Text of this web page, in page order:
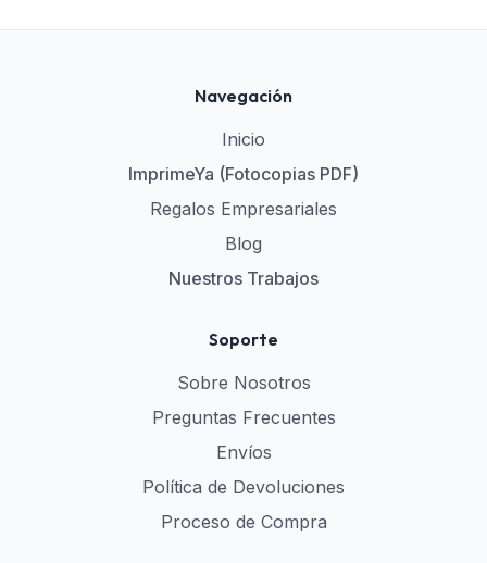
Navegación
Inicio
ImprimeYa (Fotocopias PDF)
Regalos Empresariales
Blog
Nuestros Trabajos
Soporte
Sobre Nosotros
Preguntas Frecuentes
Envíos
Política de Devoluciones
Proceso de Compra